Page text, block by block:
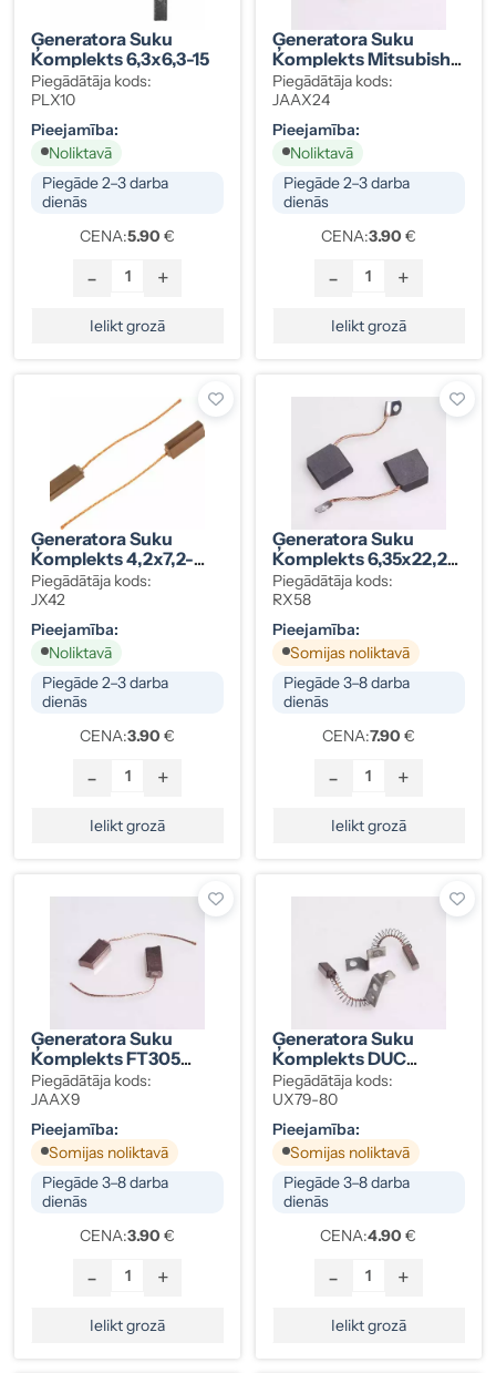
Ģeneratora Suku
Komplekts 6,3x6,3-15
Piegādātāja kods:
PLX10
Pieejamība:
Noliktavā
Piegāde 2–3 darba
dienās
CENA:5.90 €
- +
Ielikt grozā
Ģeneratora Suku
Komplekts Mitsubishi
FJ342
Piegādātāja kods:
JAAX24
Pieejamība:
Noliktavā
Piegāde 2–3 darba
dienās
CENA:3.90 €
- +
Ielikt grozā
Ģeneratora Suku
Komplekts 4,2x7,2-
17mm
Piegādātāja kods:
JX42
Pieejamība:
Noliktavā
Piegāde 2–3 darba
dienās
CENA:3.90 €
- +
Ielikt grozā
Ģeneratora Suku
Komplekts 6,35x22,2-
24mm
Piegādātāja kods:
RX58
Pieejamība:
Somijas noliktavā
Piegāde 3–8 darba
dienās
CENA:7.90 €
- +
Ielikt grozā
Ģeneratora Suku
Komplekts FT305
5x8-18mm
Piegādātāja kods:
JAAX9
Pieejamība:
Somijas noliktavā
Piegāde 3–8 darba
dienās
CENA:3.90 €
- +
Ielikt grozā
Ģeneratora Suku
Komplekts DUC
608272
Piegādātāja kods:
UX79-80
Pieejamība:
Somijas noliktavā
Piegāde 3–8 darba
dienās
CENA:4.90 €
- +
Ielikt grozā